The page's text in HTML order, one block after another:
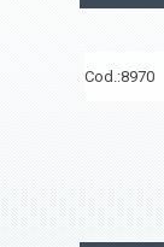
Cod.:8970